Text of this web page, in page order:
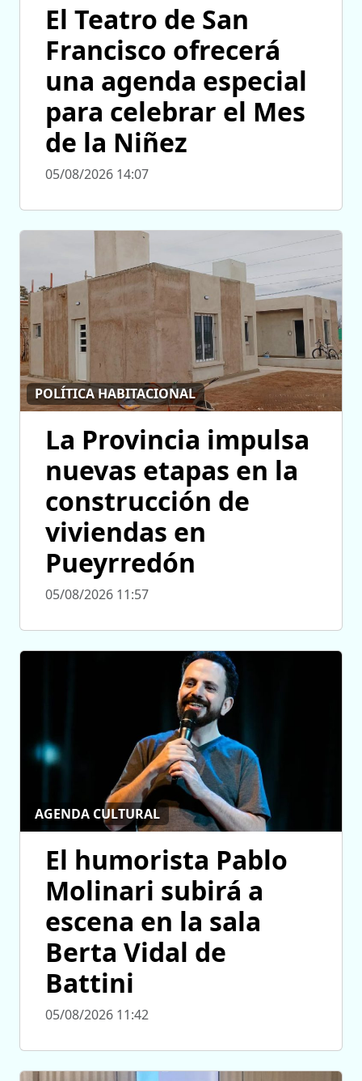
El Teatro de San
Francisco ofrecerá
una agenda especial
para celebrar el Mes
de la Niñez
05/08/2026 14:07
POLÍTICA HABITACIONAL
La Provincia impulsa
nuevas etapas en la
construcción de
viviendas en
Pueyrredón
05/08/2026 11:57
AGENDA CULTURAL
El humorista Pablo
Molinari subirá a
escena en la sala
Berta Vidal de
Battini
05/08/2026 11:42